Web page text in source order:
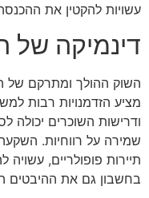
עשויות להקטין את
דינמיקה של
השוק ההולך ומתרקם של
מציע הזדמנויות רבות
ודרישות השוכרים יכולה
שמירה על רווחיות.
תיירות פופולריים,
בחשבון גם את ההיבטים